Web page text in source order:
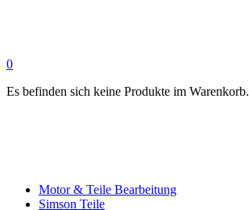
0
Es befinden sich keine Produkte im Warenkorb.
Motor & Teile Bearbeitung
Simson Teile